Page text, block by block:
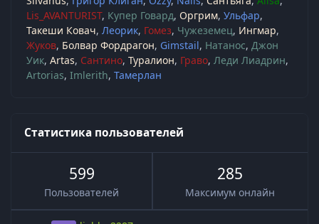
Lis_AVANTURIST Купер Говард Оргрим Ульфар
Такеши Ковач Леорик Гомез Чужеземец Ингмар
Жуков Болвар Фордрагон Gimstail Натанос Джон
Уик Artas Сантино Туралион Граво Леди Лиадрин
Artorias Imlerith Тамерлан
Статистика пользователей
599
Пользователей
285
Максимум онлайн